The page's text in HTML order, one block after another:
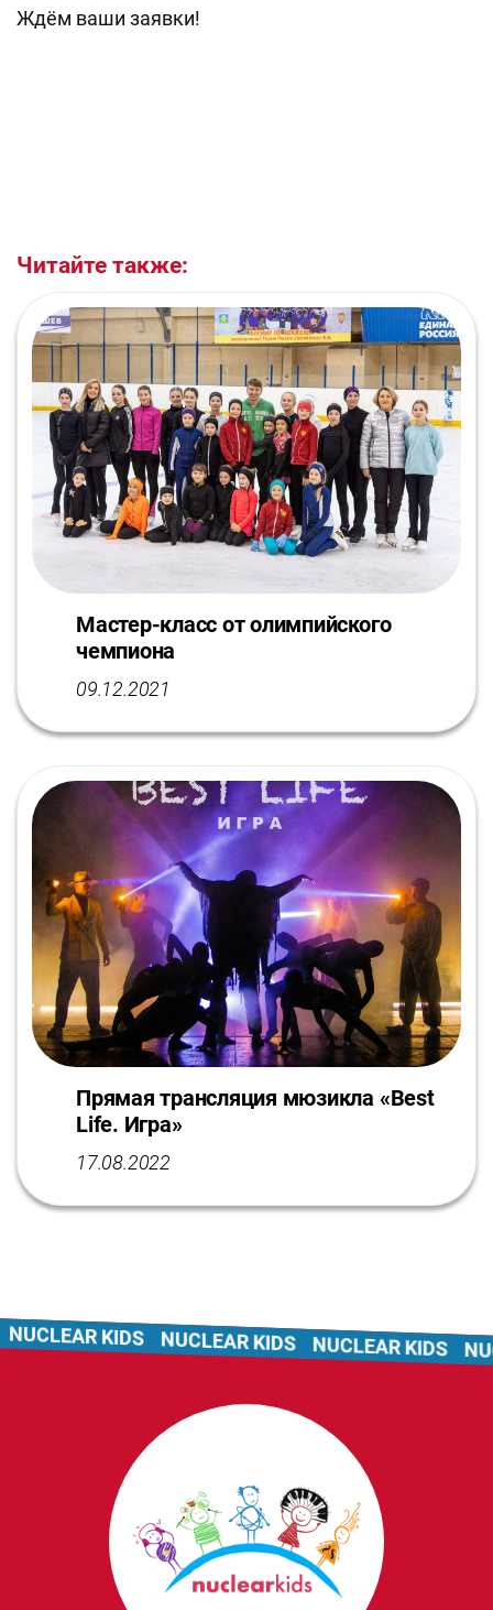
Ждём ваши заявки!
Читайте также:
Мастер-класс от олимпийского
чемпиона
09.12.2021
Прямая трансляция мюзикла «Best
Life. Игра»
17.08.2022
KIDS NUCLEAR KIDS NUCLEAR KIDS